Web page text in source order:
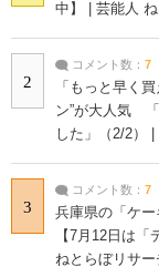
中】 | 芸能人
2
コメント数： 7
「もっと早く
ン”が大人気
した」（2/2）
3
コメント数： 7
兵庫県の「ケ
【7月12日は
ねとらぼリサー